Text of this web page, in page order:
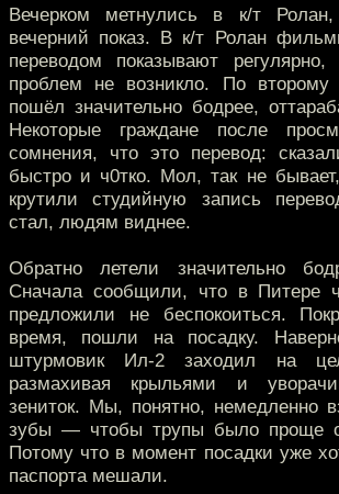
Вечерком метнулись в к/т
вечерний показ. В к/т Ролан
переводом показывают регулярно,
проблем не возникло. По второму
пошёл значительно бодрее,
Некоторые граждане после
сомнения, что это перевод:
быстро и ч0тко. Мол, так не
крутили студийную запись
стал, людям виднее.
Обратно летели значительно
Сначала сообщили, что в Питере
предложили не беспокоиться.
время, пошли на посадку.
штурмовик Ил-2 заходил на
размахивая крыльями и
зениток. Мы, понятно, немедленно
зубы — чтобы трупы было проще
Потому что в момент посадки уже
паспорта мешали.